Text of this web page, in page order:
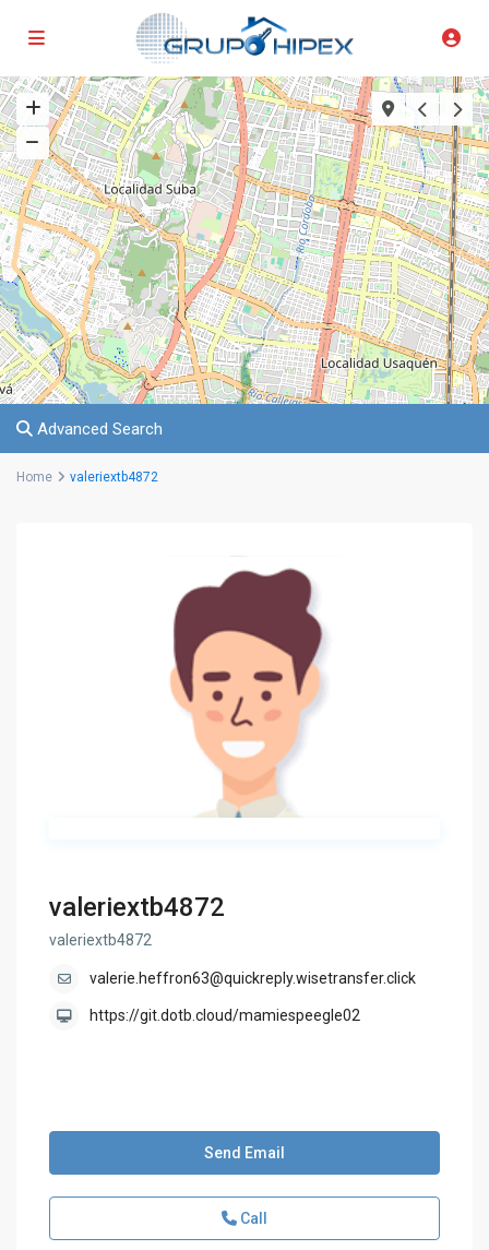
Advanced Search
Home valeriextb4872
valeriextb4872
valeriextb4872
valerie.heffron63@quickreply.wisetransfer.click
https://git.dotb.cloud/mamiespeegle02
Send Email
Call